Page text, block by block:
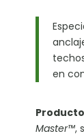
en
Master™,